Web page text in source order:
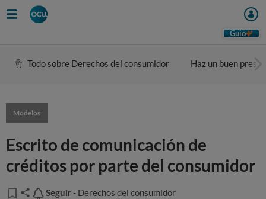
Guio
Todo sobre Derechos del consumidor Haz un buen
Modelos
Escrito de comunicación de
créditos por parte del consumidor
Seguir
Seguir - Derechos del consumidor